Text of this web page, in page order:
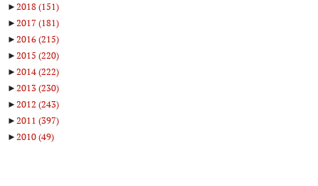
►2018(151)
►2017(181)
►2016(215)
►2015 (220)
►2014(222)
►2013(230)
►2012 (243)
►2011 (397)
►2010(49)